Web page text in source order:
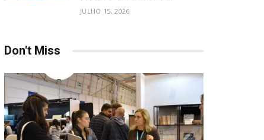
JULHO 15, 2026
Don't Miss